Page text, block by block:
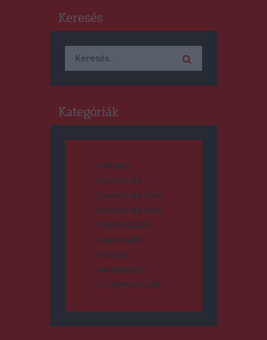
Keresés
Keresés:
Kategóriák
CSÍKSZÉK
DUMA DUBA
DUMA DUBA 2024
DUMA DUBA 2026
GYERGYÓSZÉK
HÁROMSZÉK
HÍRLISTA
MAROSSZÉK
UDVARHELYSZÉK